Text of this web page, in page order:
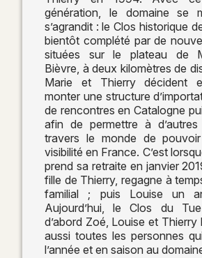
génération, le domaine se
s’agrandit : le Clos historique
bientôt complété par de
situées sur le plateau de
Bièvre, à deux kilomètres de
Marie et Thierry décident
monter une structure
de rencontres en Catalogne
afin de permettre à
travers le monde de
visibilité en France. C’est
prend sa retraite en janvier
fille de Thierry, regagne à
familial ; puis Louise un
Aujourd’hui, le Clos du
d’abord Zoé, Louise et Thierry
aussi toutes les personnes
l’année et en saison au